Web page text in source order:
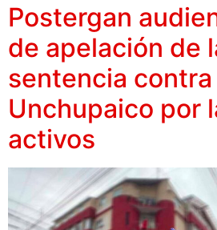
Postergan
de apelación de
sentencia contra
Unchupaico por
activos